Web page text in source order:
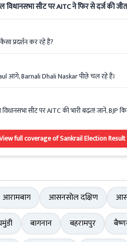
सीट पर AITC ने फिर से दर्ज की जीत
प्रदर्शन कर रहे हैं?
आगे, Barnali Dhali Naskar पीछे चल रहे हैं।
सीट पर AITC की भारी बढ़त! जानें, BJP
full coverage of Sankrail Election Result
आरामबाग आसनसोल दक्षिण
बागनान बहरामपुर